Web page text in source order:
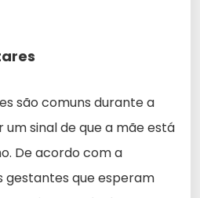
são comuns durante a
sinal de que a mãe está
De acordo com a
gestantes que esperam